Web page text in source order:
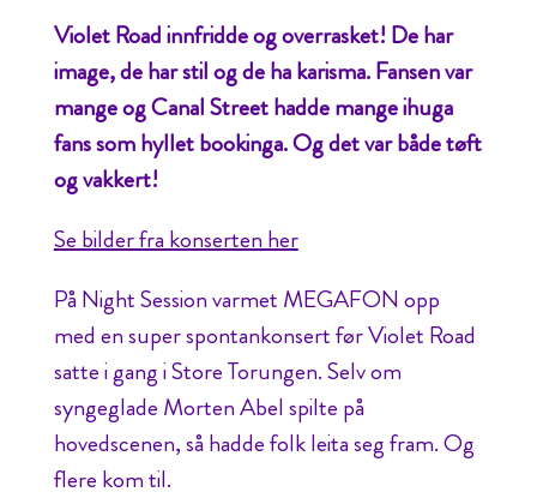
Violet Road innfridde og overrasket! De har
image, de har stil og de ha karisma. Fansen var
mange og Canal Street hadde mange ihuga
fans som hyllet bookinga. Og det var både tøft
og vakkert!
Se bilder fra konserten her
På Night Session varmet MEGAFON opp
med en super spontankonsert før Violet Road
satte i gang i Store Torungen. Selv om
syngeglade Morten Abel spilte på
hovedscenen, så hadde folk leita seg fram. Og
flere kom til.